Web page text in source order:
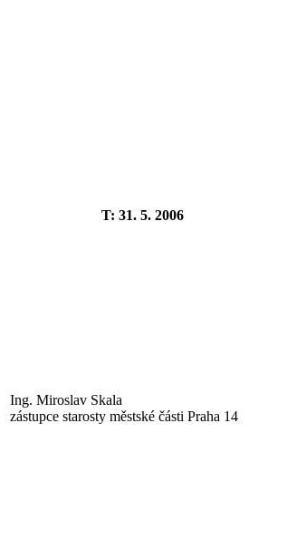
T: 31. 5. 2006
Ing. Miroslav Skala
zástupce starosty městské části Praha 14